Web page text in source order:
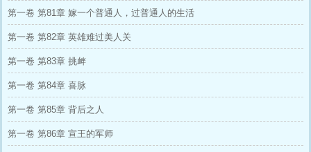
第一卷 第81章 嫁一个普通人，过普通人的生活
第一卷 第82章 英雄难过美人关
第一卷 第83章 挑衅
第一卷 第84章 喜脉
第一卷 第85章 背后之人
第一卷 第86章 宣王的军师